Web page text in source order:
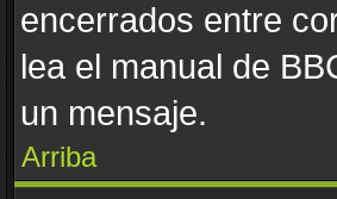
encerrados entre
lea el manual de
un mensaje.
Arriba